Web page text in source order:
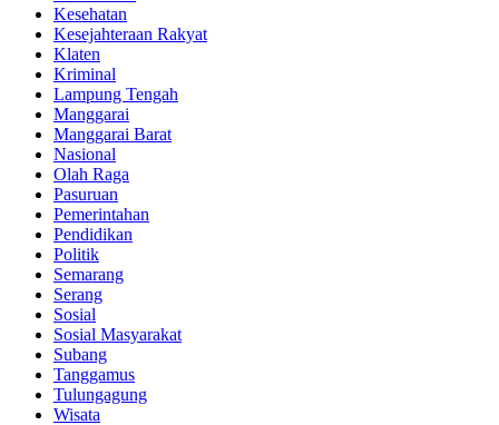
Kesehatan
Kesejahteraan Rakyat
Klaten
Kriminal
Lampung Tengah
Manggarai
Manggarai Barat
Nasional
Olah Raga
Pasuruan
Pemerintahan
Pendidikan
Politik
Semarang
Serang
Sosial
Sosial Masyarakat
Subang
Tanggamus
Tulungagung
Wisata